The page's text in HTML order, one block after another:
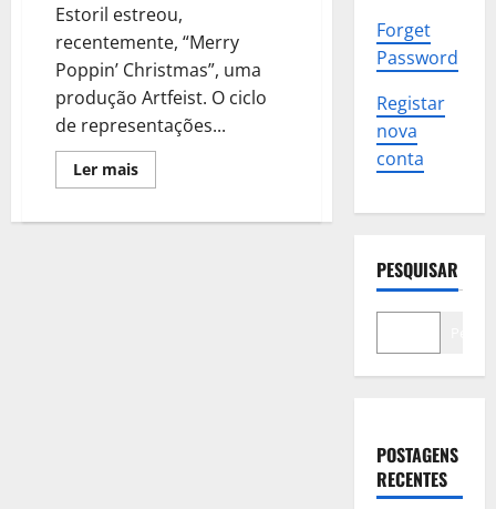
Estoril estreou,
recentemente, “Merry
Poppin’ Christmas”, uma
produção Artfeist. O ciclo
de representações...
Ler maisLeia
mais
“Merry
Forget
Password
Registar
nova
conta
PESQUISAR
POSTAGENS
RECENTES